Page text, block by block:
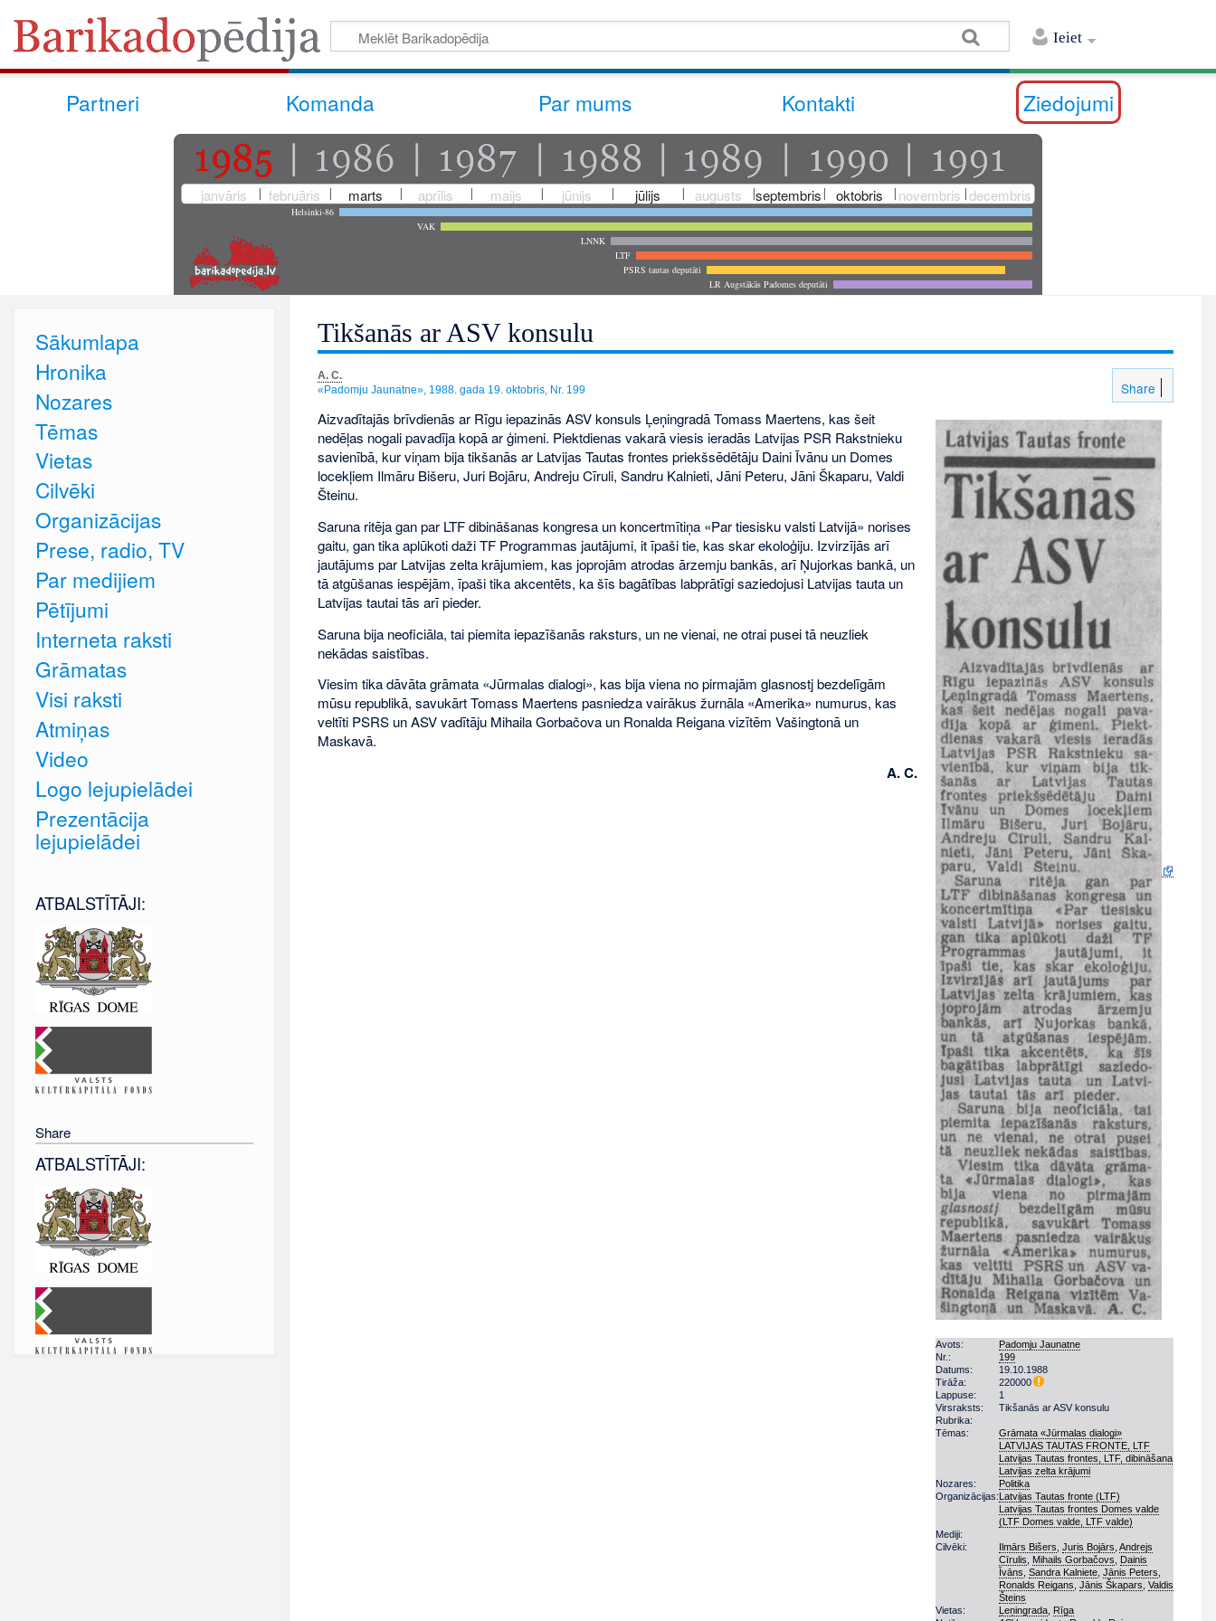
Ieiet
Partneri Komanda Par mums Kontakti Ziedojumi
janvāris februāris marts aprīlis maijs jūnijs jūlijs augusts septembris oktobris novembris decembris
Helsinki-86
VAK
LNNK
LTF
PSRS tautas deputāti
LR Augstākās Padomes deputāti
Tikšanās ar ASV konsulu
Share
A. C.
«Padomju Jaunatne», 1988. gada 19. oktobris, Nr. 199
Avots:
Padomju Jaunatne
Nr.:
199
Datums:
19.10.1988
Tirāža:
220000
Lappuse:
1
Virsraksts:
Tikšanās ar ASV konsulu
Rubrika:
Tēmas:
Grāmata «Jūrmalas dialogi»
LATVIJAS TAUTAS FRONTE, LTF
Latvijas Tautas frontes, LTF, dibināšana
Latvijas zelta krājumi
Nozares:
Politika
Organizācijas:Latvijas Tautas fronte (LTF)
Latvijas Tautas frontes Domes valde
(LTF Domes valde, LTF valde)
Mediji:
Cilvēki:
Ilmārs Bišers ,Juris Bojārs ,Andrejs
Cīrulis
Mihails Gorbačovs
Dainis
Īvāns ,Sandra Kalniete ,Jānis Peters
Ronalds Reigans ,Jānis Škapars ,Valdis
Šteins
Vietas:
Ļeņingrada Rīga
Aizvadītajās brīvdienās ar Rīgu iepazinās ASV konsuls Ļeņingradā Tomass Maertens, kas šeit
nedēļas nogali pavadīja kopā ar ģimeni. Piektdienas vakarā viesis ieradās Latvijas PSR Rakstnieku
savienībā, kur viņam bija tikšanās ar Latvijas Tautas frontes priekšsēdētāju Daini Īvānu un Domes
locekļiem Ilmāru Bišeru, Juri Bojāru, Andreju Cīruli, Sandru Kalnieti, Jāni Peteru, Jāni Škaparu, Valdi
Šteinu.
Saruna ritēja gan par LTF dibināšanas kongresa un koncertmītiņa «Par tiesisku valsti Latvijā» norises
gaitu, gan tika aplūkoti daži TF Programmas jautājumi, it īpaši tie, kas skar ekoloģiju. Izvirzījās arī
jautājums par Latvijas zelta krājumiem, kas joprojām atrodas ārzemju bankās, arī Ņujorkas bankā, un
tā atgūšanas iespējām, īpaši tika akcentēts, ka šīs bagātības labprātīgi saziedojusi Latvijas tauta un
Latvijas tautai tās arī pieder.
Saruna bija neoficiāla, tai piemita iepazīšanās raksturs, un ne vienai, ne otrai pusei tā neuzliek
nekādas saistības.
Viesim tika dāvāta grāmata «Jūrmalas dialogi», kas bija viena no pirmajām glasnostj bezdelīgām
mūsu republikā, savukārt Tomass Maertens pasniedza vairākus žurnāla «Amerika» numurus, kas
veltīti PSRS un ASV vadītāju Mihaila Gorbačova un Ronalda Reigana vizītēm Vašingtonā un
Maskavā.
A. C.
Sākumlapa
Hronika
Nozares
Tēmas
Vietas
Cilvēki
Organizācijas
Prese, radio, TV
Par medijiem
Pētījumi
Interneta raksti
Grāmatas
Visi raksti
Atmiņas
Video
Logo lejupielādei
Prezentācija
lejupielādei
ATBALSTĪTĀJI:
Share
ATBALSTĪTĀJI: